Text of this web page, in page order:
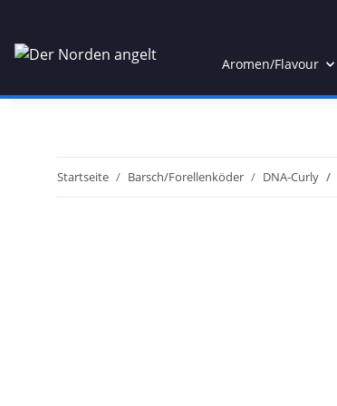
Aromen/Flavour
Startseite Barsch/Forellenköder DNA-Curly